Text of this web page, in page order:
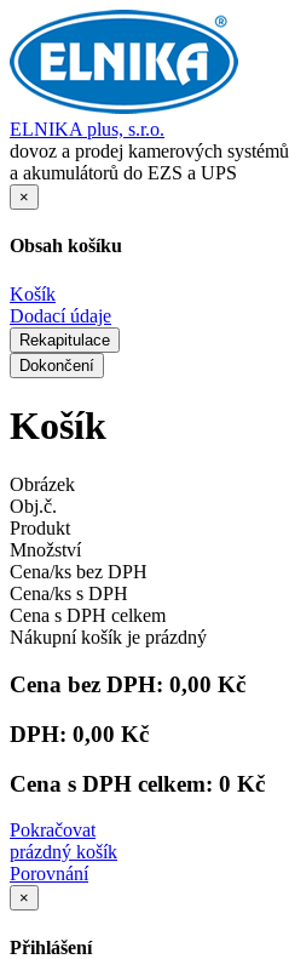
ELNIKA plus, s.r.o.
dovoz a prodej kamerových systémů
a akumulátorů do EZS a UPS
×
Obsah košíku
Košík
Dodací údaje
Rekapitulace
Dokončení
Košík
Obrázek
Obj.č.
Produkt
Množství
Cena/ks bez DPH
Cena/ks s DPH
Cena s DPH celkem
Nákupní košík je prázdný
Cena bez DPH: 0,00 Kč
DPH: 0,00 Kč
Cena s DPH celkem: 0 Kč
Pokračovat
prázdný košík
Porovnání
×
Přihlášení